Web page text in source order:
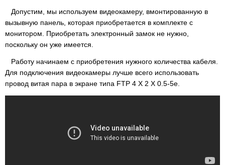
Допустим, мы используем видеокамеру, вмонтированную в
вызывную панель, которая приобретается в комплекте с
монитором. Приобретать электронный замок не нужно,
поскольку он уже имеется.
Работу начинаем с приобретения нужного количества кабеля.
Для подключения видеокамеры лучше всего использовать
провод витая пара в экране типа FTP 4 Х 2 Х 0.5-5е.